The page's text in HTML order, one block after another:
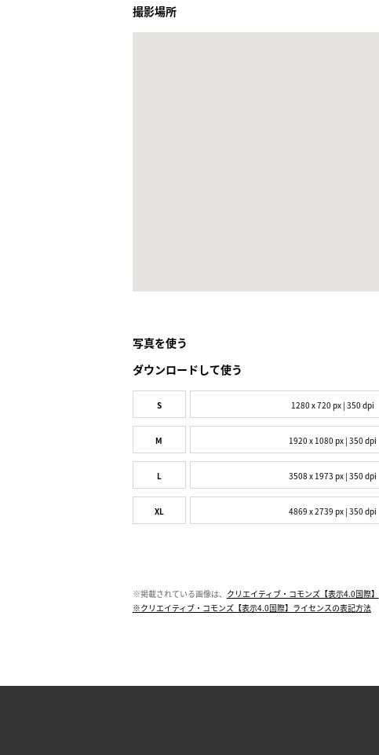
撮影場所
写真を使う
ダウンロードして使う
S 1280 x 720 px | 350 dpi
M 1920 x 1080 px | 350 dpi
L 3508 x 1973 px | 350 dpi
XL 4869 x 2739 px | 350 dpi
※掲載されている画像は、 クリエイティブ・コモンズ【表示4.0国際】
※クリエイティブ・コモンズ【表示4.0国際】ライセンスの表記方法